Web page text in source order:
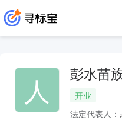
人 彭水苗
开业
法定代表人：